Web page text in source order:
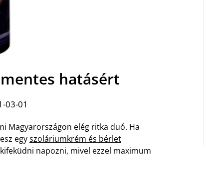
hatásért
03-01
Magyarországon elég ritka duó. Ha
egyszoláriumkrém és bérlet
napozni, mivel ezzel maximum